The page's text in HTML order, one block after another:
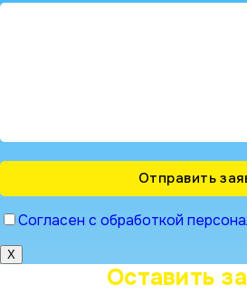
Согласен с обработкой
X
Оставить